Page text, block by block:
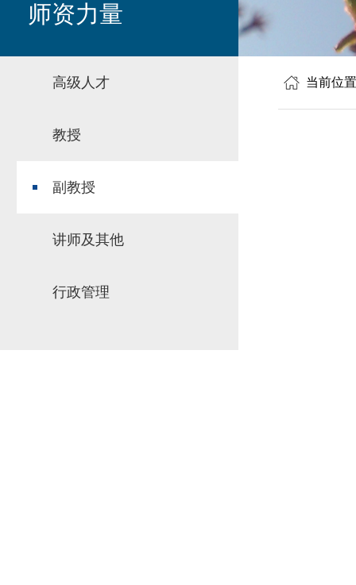
师资力量
高级人才
教授
副教授
讲师及其他
行政管理
当前位